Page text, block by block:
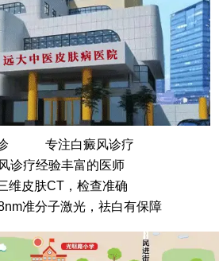
专注白癜风诊疗
诊疗经验丰富的医师
维皮肤CT，检查准确
准分子激光，祛白有保障